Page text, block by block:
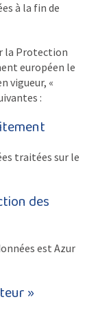
à la fin de
la Protection
européen le
vigueur, «
:
traitées sur le
des
est Azur
»